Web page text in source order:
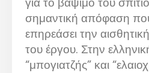
σημαντική απόφαση
επηρεάσει την
του έργου. Στην
“μπογιατζής” και